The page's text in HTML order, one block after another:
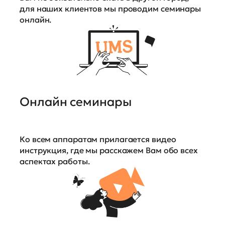
для наших клиентов мы проводим семинары
онлайн.
Онлайн семинары
Ко всем аппаратам прилагается видео
инструкция, где мы расскажем Вам обо всех
аспектах работы.